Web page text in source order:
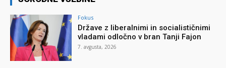
Fokus
Države z liberalnimi in socialističnimi
vladami odločno v bran Tanji Fajon
7. avgusta, 2026